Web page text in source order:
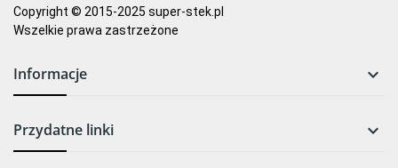
Copyright © 2015-2025 super-stek.pl
Wszelkie prawa zastrzeżone
Informacje 
Przydatne linki 